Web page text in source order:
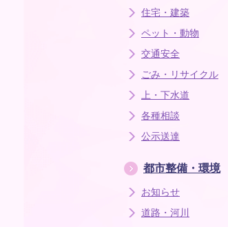
住宅・建築
ペット・動物
交通安全
ごみ・リサイクル
上・下水道
各種相談
公示送達
都市整備・環境
お知らせ
道路・河川